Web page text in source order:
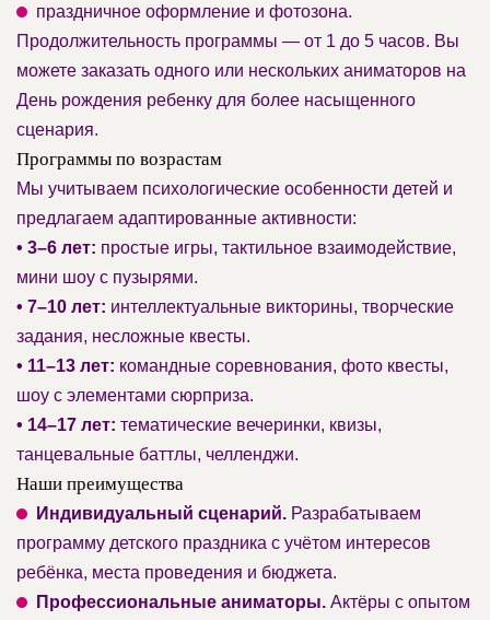
праздничное оформление и фотозона.
Продолжительность программы — от 1 до 5 часов. Вы
можете заказать одного или нескольких аниматоров на
День рождения ребенку для более насыщенного
сценария.
Программы по возрастам
Мы учитываем психологические особенности детей и
предлагаем адаптированные активности:
• 3–6 лет: простые игры, тактильное взаимодействие,
мини шоу с пузырями.
• 7–10 лет: интеллектуальные викторины, творческие
задания, несложные квесты.
• 11–13 лет: командные соревнования, фото квесты,
шоу с элементами сюрприза.
• 14–17 лет: тематические вечеринки, квизы,
танцевальные баттлы, челленджи.
Наши преимущества
Индивидуальный сценарий. Разрабатываем
программу детского праздника с учётом интересов
ребёнка, места проведения и бюджета.
Профессиональные аниматоры. Актёры с опытом